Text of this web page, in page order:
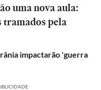
uma nova aula:
pela
impactarão 'guerra